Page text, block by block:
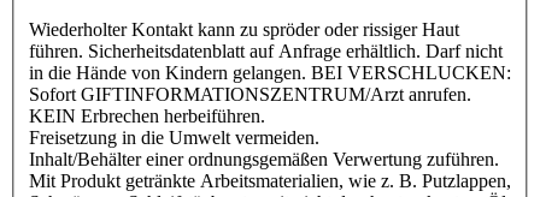
Wiederholter Kontakt kann zu spröder oder rissiger Haut
führen. Sicherheitsdatenblatt auf Anfrage erhältlich. Darf nicht
in die Hände von Kindern gelangen. BEI VERSCHLUCKEN:
Sofort GIFTINFORMATIONSZENTRUM/Arzt anrufen.
KEIN Erbrechen herbeiführen.
Freisetzung in die Umwelt vermeiden.
Inhalt/Behälter einer ordnungsgemäßen Verwertung zuführen.
Mit Produkt getränkte Arbeitsmaterialien, wie z. B. Putzlappen,